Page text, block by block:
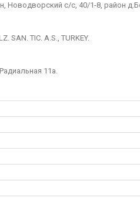
Новодворский с/с, 40/1-8, район
SAN. TIC. A.S., TURKEY.
11а.